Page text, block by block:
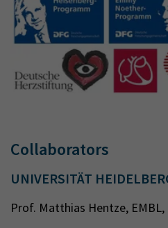
Collaborators
UNIVERSITÄT
Prof. Matthias Hentze,